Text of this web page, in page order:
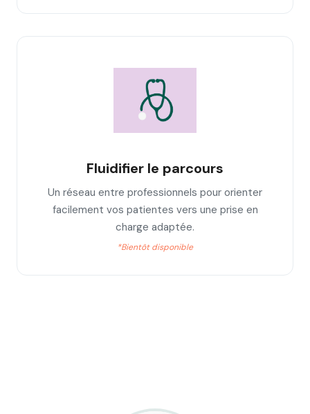
Fluidifier le parcours
Un réseau entre professionnels pour orienter
facilement vos patientes vers une prise en
charge adaptée.
*Bientôt disponible